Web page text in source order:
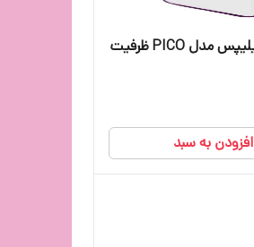
فلش مموری فیلیپس مدل PICO ظرفیت
افزودن به سبد